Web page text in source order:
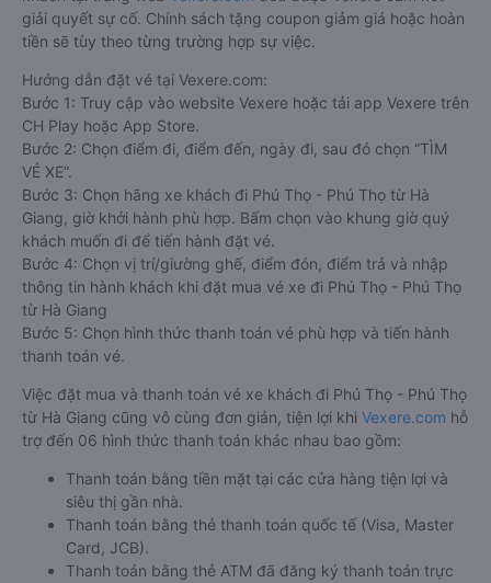
giải quyết sự cố. Chính sách tặng coupon giảm giá hoặc hoàn
tiền sẽ tùy theo từng trường hợp sự việc.
Hướng dẫn đặt vé tại Vexere.com:
Bước 1: Truy cập vào website Vexere hoặc tải app Vexere trên
CH Play hoặc App Store.
Bước 2: Chọn điểm đi, điểm đến, ngày đi, sau đó chọn “TÌM
VÉ XE”.
Bước 3: Chọn hãng xe khách đi Phú Thọ - Phú Thọ từ Hà
Giang, giờ khởi hành phù hợp. Bấm chọn vào khung giờ quý
khách muốn đi để tiến hành đặt vé.
Bước 4: Chọn vị trí/giường ghế, điểm đón, điểm trả và nhập
thông tin hành khách khi đặt mua vé xe đi Phú Thọ - Phú Thọ
từ Hà Giang
Bước 5: Chọn hình thức thanh toán vé phù hợp và tiến hành
thanh toán vé.
Việc đặt mua và thanh toán vé xe khách đi Phú Thọ - Phú Thọ
từ Hà Giang cũng vô cùng đơn giản, tiện lợi khi Vexere.com hỗ
trợ đến 06 hình thức thanh toán khác nhau bao gồm:
Thanh toán bằng tiền mặt tại các cửa hàng tiện lợi và
siêu thị gần nhà.
Thanh toán bằng thẻ thanh toán quốc tế (Visa, Master
Card, JCB).
Thanh toán bằng thẻ ATM đã đăng ký thanh toán trực